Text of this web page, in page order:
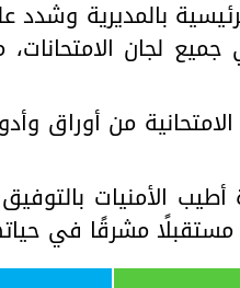
بالمديرية
لجان
من أوراق
الأمنيات
مشرقًا في